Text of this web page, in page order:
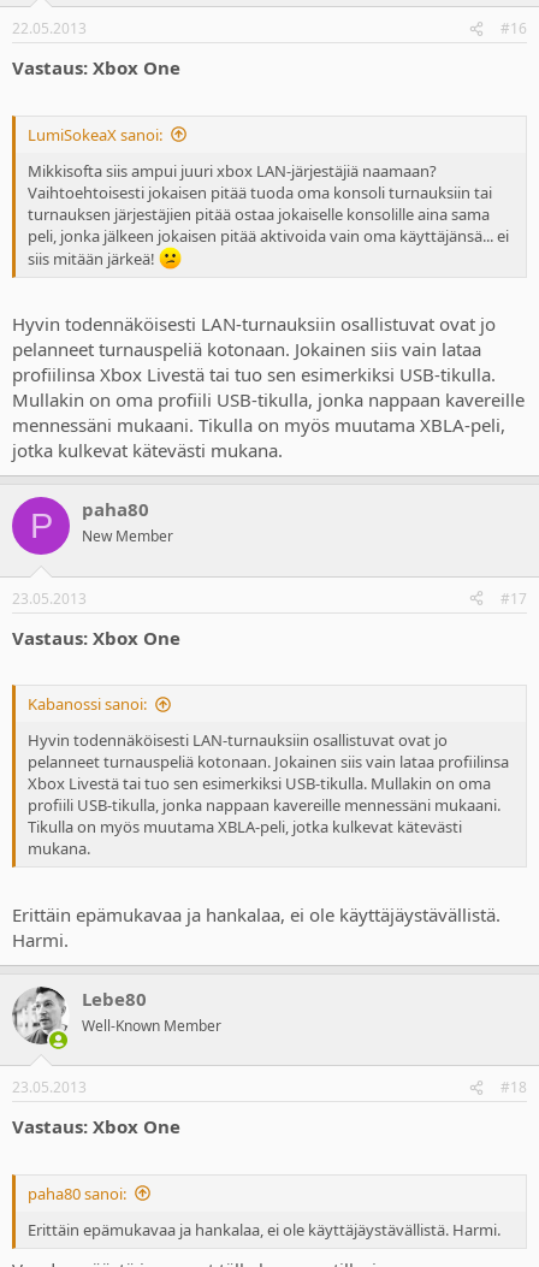
s
22.05.2013 #16
Vastaus: Xbox One
LumiSokeaX sanoi:
Mikkisofta siis ampui juuri xbox LAN-järjestäjiä naamaan?
Vaihtoehtoisesti jokaisen pitää tuoda oma konsoli turnauksiin tai
turnauksen järjestäjien pitää ostaa jokaiselle konsolille aina sama
peli, jonka jälkeen jokaisen pitää aktivoida vain oma käyttäjänsä... ei
siis mitään järkeä!
Hyvin todennäköisesti LAN-turnauksiin osallistuvat ovat jo
pelanneet turnauspeliä kotonaan. Jokainen siis vain lataa
profiilinsa Xbox Livestä tai tuo sen esimerkiksi USB-tikulla.
Mullakin on oma profiili USB-tikulla, jonka nappaan kavereille
mennessäni mukaani. Tikulla on myös muutama XBLA-peli,
jotka kulkevat kätevästi mukana.
P paha80
New Member
23.05.2013 #17
Vastaus: Xbox One
Kabanossi sanoi:
Hyvin todennäköisesti LAN-turnauksiin osallistuvat ovat jo
pelanneet turnauspeliä kotonaan. Jokainen siis vain lataa profiilinsa
Xbox Livestä tai tuo sen esimerkiksi USB-tikulla. Mullakin on oma
profiili USB-tikulla, jonka nappaan kavereille mennessäni mukaani.
Tikulla on myös muutama XBLA-peli, jotka kulkevat kätevästi
mukana.
Erittäin epämukavaa ja hankalaa, ei ole käyttäjäystävällistä.
Harmi.
Lebe80
Well-Known Member
23.05.2013 #18
Vastaus: Xbox One
paha80 sanoi:
Erittäin epämukavaa ja hankalaa, ei ole käyttäjäystävällistä. Harmi.